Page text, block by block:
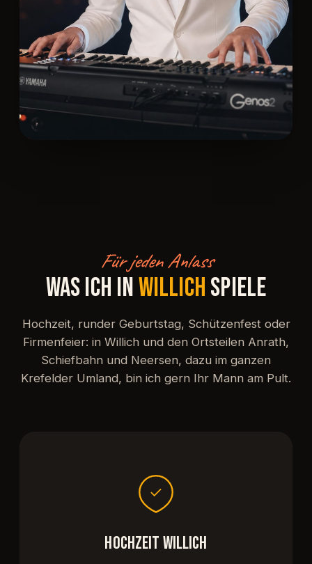
Für jeden Anlass
WAS ICH INWILLICHSPIELE
Hochzeit, runder Geburtstag, Schützenfest oder
Firmenfeier: in Willich und den Ortsteilen Anrath,
Schiefbahn und Neersen, dazu im ganzen
Krefelder Umland, bin ich gern Ihr Mann am Pult.
HOCHZEIT WILLICH